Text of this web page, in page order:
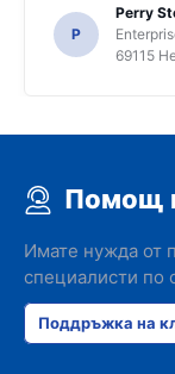
P
Perry
69115
Помощ
Имате нужда от
специалисти по
Поддръжка на